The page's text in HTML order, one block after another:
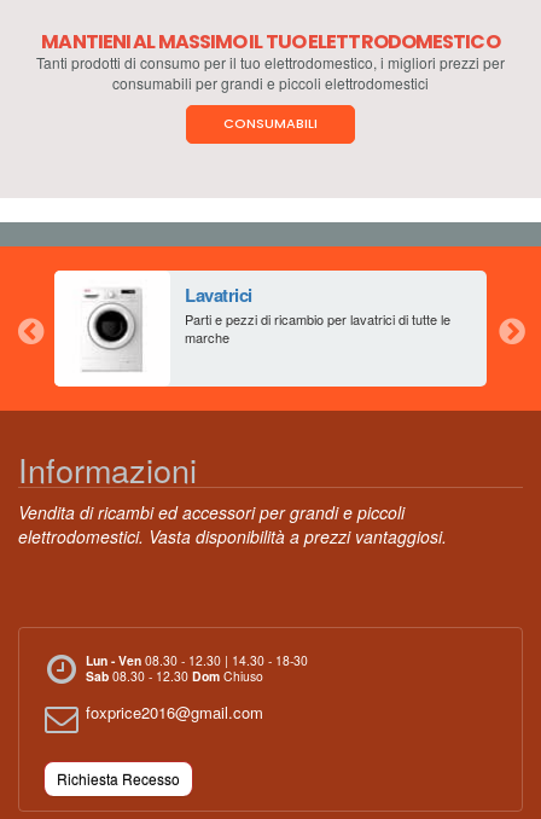
MANTIENI AL MASSIMO IL TUO ELETTRODOMESTICO
Tanti prodotti di consumo per il tuo elettrodomestico, i migliori prezzi per
consumabili per grandi e piccoli elettrodomestici
CONSUMABILI
Lavatrici
Parti e pezzi di ricambio per lavatrici di tutte le
marche
Informazioni
Vendita di ricambi ed accessori per grandi e piccoli
elettrodomestici. Vasta disponibilità a prezzi vantaggiosi.
Lun - Ven 08.30 - 12.30 | 14.30 - 18-30
Sab 08.30 - 12.30 Dom Chiuso
foxprice2016@gmail.com
Richiesta Recesso